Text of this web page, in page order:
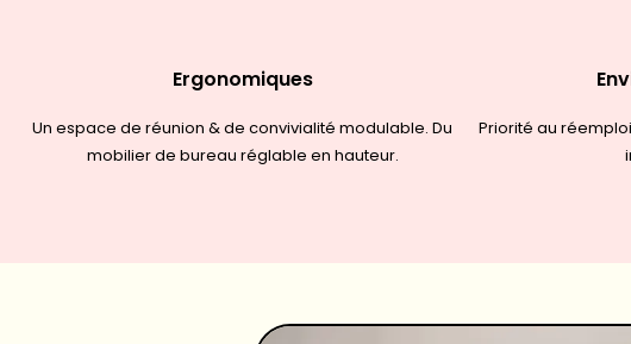
Ergonomiques
Un espace de réunion & de convivialité modulable. Du
mobilier de bureau réglable en hauteur.
Priorité au